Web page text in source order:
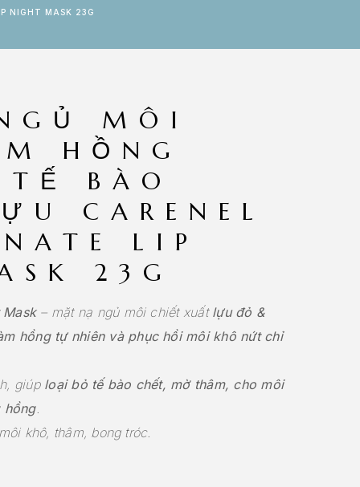
NIGHT MASK 23G
MÔI
HỒNG
BÀO
CARENEL
LIP
23G
– mặt nạ ngủ môi chiết xuất lựu đỏ &
hồng tự nhiên và phục hồi môi khô nứt chỉ
giúp loại bỏ tế bào chết, mờ thâm, cho môi
hồng.
khô, thâm, bong tróc.